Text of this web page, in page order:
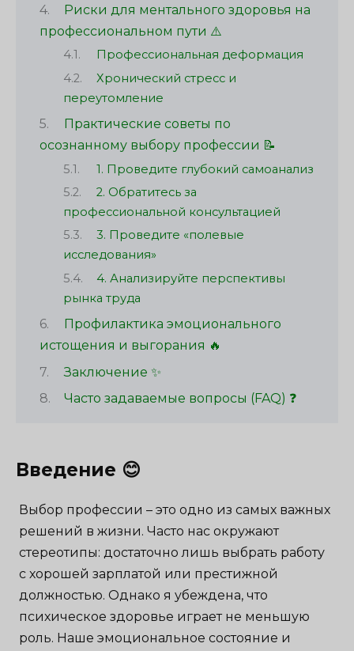
Риски для ментального здоровья на
профессиональном пути ⚠️
Профессиональная деформация
Хронический стресс и
переутомление
Практические советы по
осознанному выбору профессии 📝
1. Проведите глубокий самоанализ
2. Обратитесь за
профессиональной консультацией
3. Проведите «полевые
исследования»
4. Анализируйте перспективы
рынка труда
Профилактика эмоционального
истощения и выгорания 🔥
Заключение ✨
Часто задаваемые вопросы (FAQ) ❓
Введение 😊
Выбор профессии – это одно из самых важных
решений в жизни. Часто нас окружают
стереотипы: достаточно лишь выбрать работу
с хорошей зарплатой или престижной
должностью. Однако я убеждена, что
психическое здоровье играет не меньшую
роль. Наше эмоциональное состояние и